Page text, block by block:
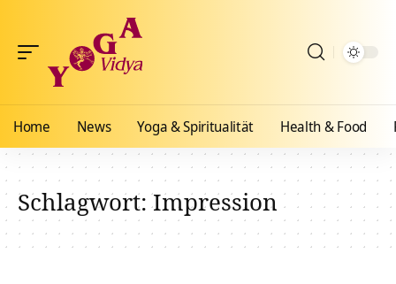
Home News Yoga & Spiritualität Health & Food
Schlagwort:Impression